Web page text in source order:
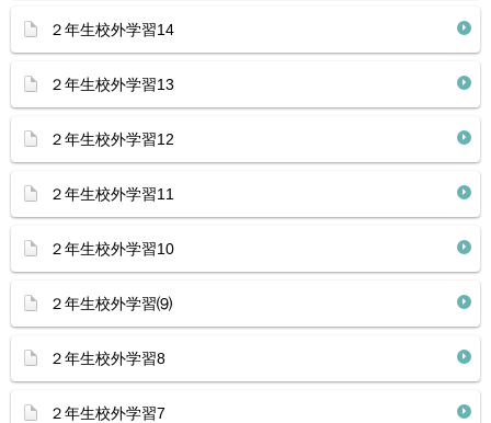
２年生校外学習14
２年生校外学習13
２年生校外学習12
２年生校外学習11
２年生校外学習10
２年生校外学習⑼
２年生校外学習8
２年生校外学習7